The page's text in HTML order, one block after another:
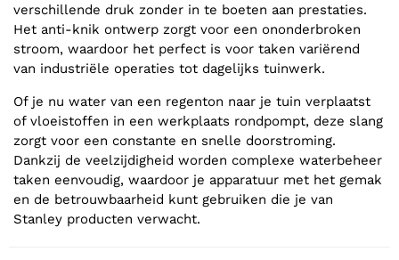
verschillende druk zonder in te boeten aan prestaties.
Het anti-knik ontwerp zorgt voor een ononderbroken
stroom, waardoor het perfect is voor taken variërend
van industriële operaties tot dagelijks tuinwerk.
Of je nu water van een regenton naar je tuin verplaatst
of vloeistoffen in een werkplaats rondpompt, deze slang
zorgt voor een constante en snelle doorstroming.
Dankzij de veelzijdigheid worden complexe waterbeheer
taken eenvoudig, waardoor je apparatuur met het gemak
en de betrouwbaarheid kunt gebruiken die je van
Stanley producten verwacht.